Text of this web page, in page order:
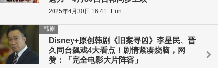
2025年4月30日 16:41 Erin
Disney+原创韩剧《旧案寻凶》李星民、晋
久同台飙戏4大看点！剧情紧凑烧脑，网
赞：「完全电影大片阵容」
韩剧